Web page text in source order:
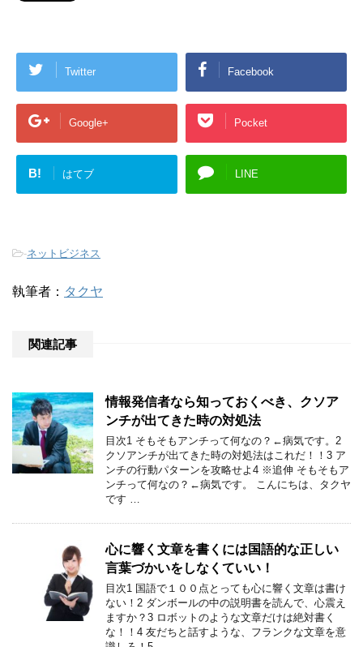
Twitter Facebook
Google+ Pocket
B! はてブ LINE
-ネットビジネス
執筆者： タクヤ
関連記事
情報発信者なら知っておくべき、クソア
ンチが出てきた時の対処法
目次1 そもそもアンチって何なの？←病気です。2
クソアンチが出てきた時の対処法はこれだ！！3 ア
ンチの行動パターンを攻略せよ4 ※追伸 そもそもア
ンチって何なの？←病気です。 こんにちは、タクヤ
です …
心に響く文章を書くには国語的な正しい
言葉づかいをしなくていい！
目次1 国語で１００点とっても心に響く文章は書け
ない！2 ダンボールの中の説明書を読んで、心震え
ますか？3 ロボットのような文章だけは絶対書く
な！！4 友だちと話すような、フランクな文章を意